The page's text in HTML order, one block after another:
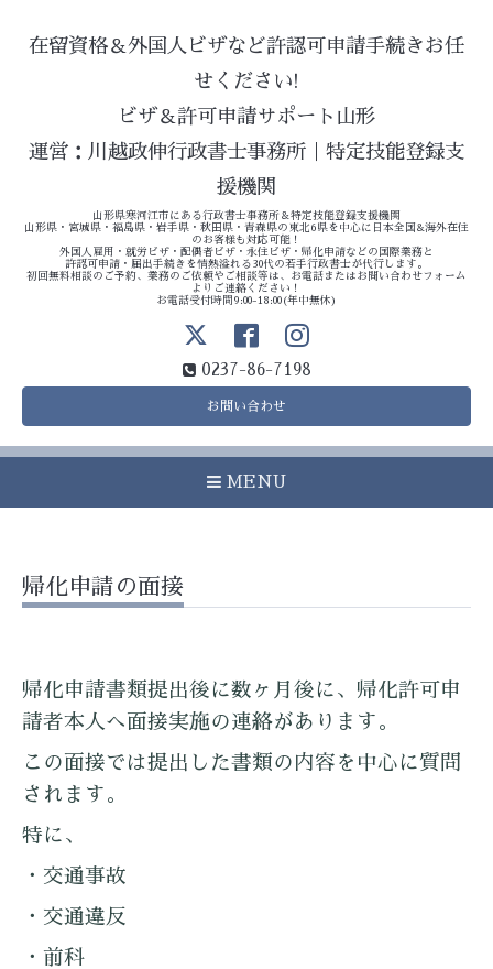
在留資格＆外国人ビザなど許認可申請手続きお任
せください!
ビザ＆許可申請サポート山形
運営：川越政伸行政書士事務所｜特定技能登録支
援機関
山形県寒河江市にある行政書士事務所＆特定技能登録支援機関
山形県・宮城県・福島県・岩手県・秋田県・青森県の東北6県を中心に日本全国&海外在住
のお客様も対応可能！
外国人雇用・就労ビザ・配偶者ビザ・永住ビザ・帰化申請などの国際業務と
許認可申請・届出手続きを情熱溢れる30代の若手行政書士が代行します。
初回無料相談のご予約、業務のご依頼やご相談等は、お電話またはお問い合わせフォーム
よりご連絡ください！
お電話受付時間9:00-18:00(年中無休)
0237-86-7198
お問い合わせ
MENU
帰化申請の面接
帰化申請書類提出後に数ヶ月後に、帰化許可申
請者本人へ面接実施の連絡があります。
この面接では提出した書類の内容を中心に質問
されます。
特に、
・交通事故
・交通違反
・前科